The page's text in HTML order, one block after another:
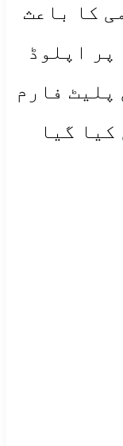
کا باعث
پر اپلوڈ
پلیٹ فارم
گیا